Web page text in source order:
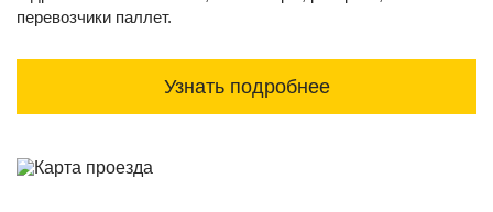
перевозчики паллет.
Узнать подробнее